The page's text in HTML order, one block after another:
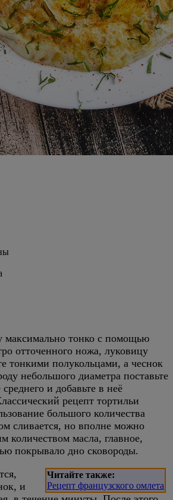
максимально тонко с помощью
отточенного ножа, луковицу
тонкими полукольцами, а чеснок
небольшого диаметра поставьте
и добавьте в неё
рецепт тортильи
большого количества
сливается, но вполне можно
количеством масла, главное,
покрывало дно сковороды.
Читайте также:
Рецепт французского омлета
и